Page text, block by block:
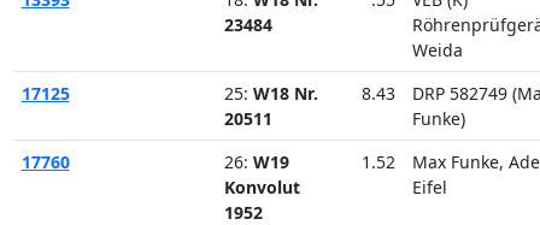
23484
Weida
17125
25: W18 Nr.
20511
8.43
DRP 582749
Funke)
17760
26: W19
Konvolut
1952
1.52
Max Funke,
Eifel